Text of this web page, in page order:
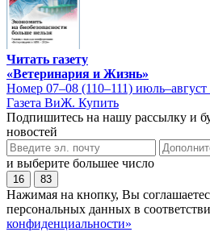
Читать газету
«Ветеринария и Жизнь»
Номер 07–08 (110–111) июль–август
Газета ВиЖ. Купить
Подпишитесь на нашу рассылку и
новостей
и выберите большее число
16 83
Нажимая на кнопку, Вы
персональных данных в
конфиденциальности»